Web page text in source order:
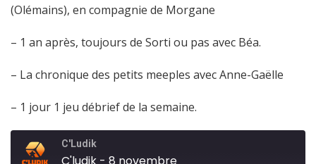
(Olémains), en compagnie de Morgane
– 1 an après, toujours de Sorti ou pas avec Béa.
– La chronique des petits meeples avec Anne-Gaëlle
– 1 jour 1 jeu débrief de la semaine.
C'Ludik
C'ludik - 8 novembre